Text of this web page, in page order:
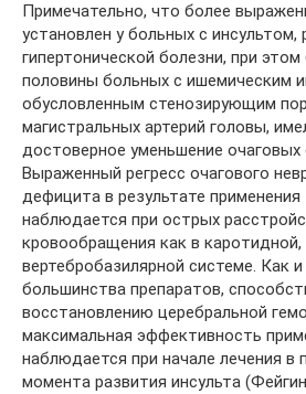
Примечательно, что более
установлен у больных с
гипертонической болезни, при
половины больных с ишемическим
обусловленным стенозирующим
магистральных артерий головы,
достоверное уменьшение
Выраженный регресс очагового
дефицита в результате
наблюдается при острых
кровообращения как в каротидной,
вертебробазилярной системе. Как
большинства препаратов,
восстановлению церебральной
максимальная эффективность
наблюдается при начале лечения в
момента развития инсульта